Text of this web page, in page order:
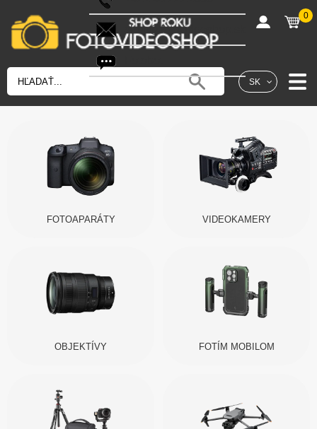
SK
shop@fotovideoshop.sk
0
FOTOAPARÁTY VIDEOKAMERY
OBJEKTÍVY FOTÍM MOBILOM